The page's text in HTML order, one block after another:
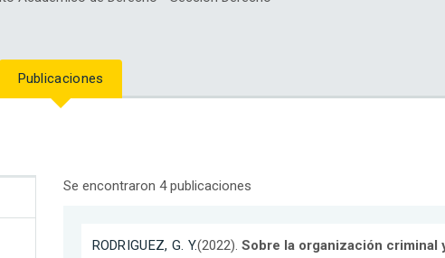
Publicaciones
Se encontraron 4 publicaciones
RODRIGUEZ, G. Y.(2022).Sobre la organización criminal